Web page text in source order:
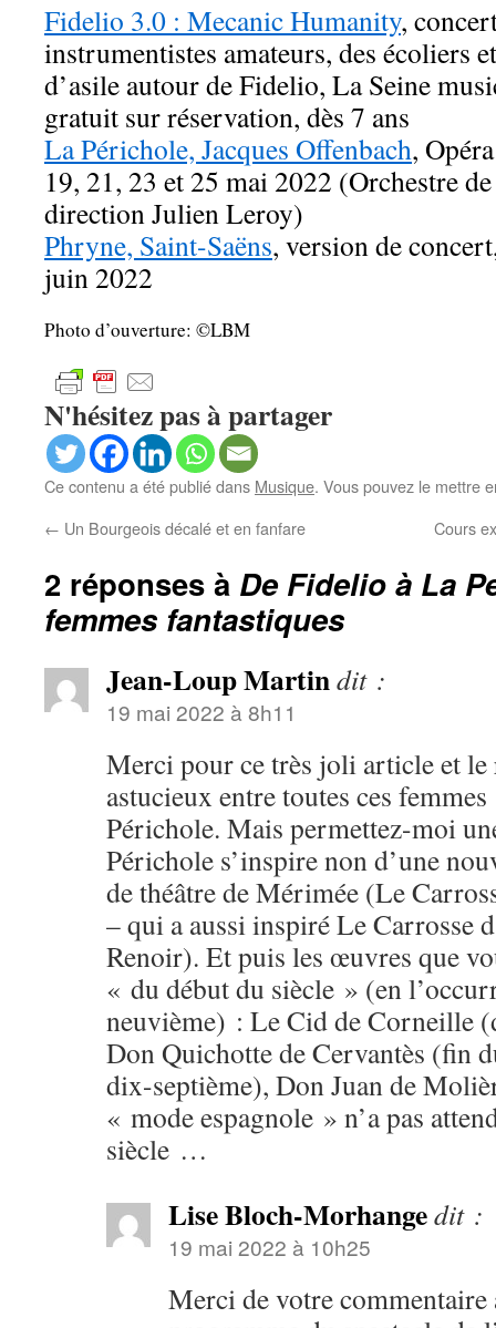
Fidelio 3.0 : Mecanic Humanity,
instrumentistes amateurs, des écoliers
d’asile autour de Fidelio, La Seine
gratuit sur réservation, dès 7 ans
La Périchole, Jacques Offenbach,
19, 21, 23 et 25 mai 2022 (Orchestre
direction Julien Leroy)
Phryne, Saint-Saëns, version de
juin 2022
Photo d’ouverture: ©LBM
N'hésitez pas à partager
Ce contenu a été publié dans Musique. Vous pouvez le mettre
← Un Bourgeois décalé et en fanfare Cours
2 réponses à De Fidelio à La
femmes fantastiques
Jean-Loup Martindit :
19 mai 2022 à 8h11
Merci pour ce très joli article et le
astucieux entre toutes ces
Périchole. Mais permettez-moi
Périchole s’inspire non d’une
de théâtre de Mérimée (Le
– qui a aussi inspiré Le Carrosse
Renoir). Et puis les œuvres que
« du début du siècle » (en
neuvième) : Le Cid de Corneille
Don Quichotte de Cervantès (fin
dix-septième), Don Juan de
« mode espagnole » n’a pas
siècle …
Lise Bloch-Morhangedit :
19 mai 2022 à 10h25
Merci de votre